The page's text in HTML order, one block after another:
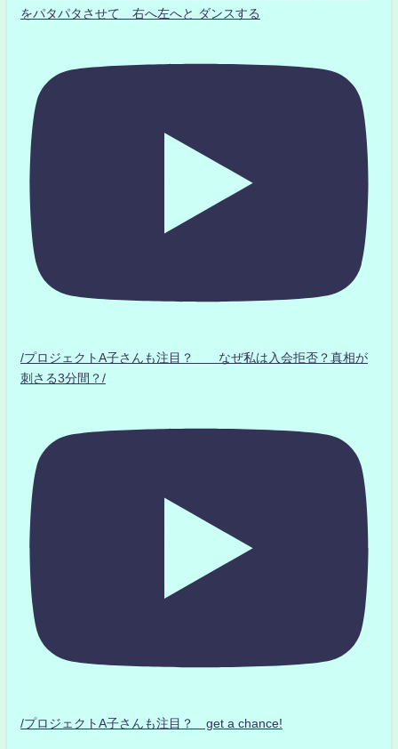
をパタパタさせて 右へ左へと ダンスする
/プロジェクトA子さんも注目？ なぜ私は入会拒否？真相が
刺さる3分間？/
/プロジェクトA子さんも注目？ get a chance!